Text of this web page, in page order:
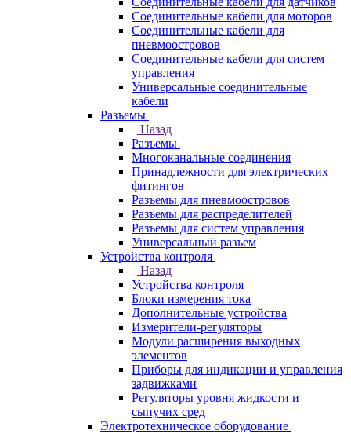
Соединительные кабели для моторов
Соединительные кабели для
пневмоостровов
Соединительные кабели для систем
управления
Универсальные соединительные
кабели
Разъемы
Назад
Разъемы
Многоканальные соединения
Принадлежности для электрических
фитингов
Разъемы для пневмоостровов
Разъемы для распределителей
Разъемы для систем управления
Универсальный разъем
Устройства контроля
Назад
Устройства контроля
Блоки измерения тока
Дополнительные устройства
Измерители-регуляторы
Модули расширения выходных
элементов
Приборы для индикации и управления
задвижками
Регуляторы уровня жидкости и
сыпучих сред
Электротехническое оборудование